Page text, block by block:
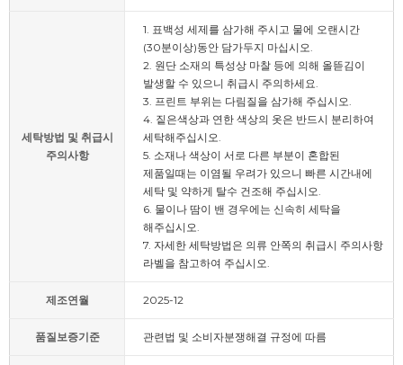
세탁방법 및 취급시
주의사항
1. 표백성 세제를 삼가해 주시고 물에 오랜시간
(30분이상)동안 담가두지 마십시오.
2. 원단 소재의 특성상 마찰 등에 의해 올뜯김이
발생할 수 있으니 취급시 주의하세요.
3. 프린트 부위는 다림질을 삼가해 주십시오.
4. 짙은색상과 연한 색상의 옷은 반드시 분리하여
세탁해주십시오.
5. 소재나 색상이 서로 다른 부분이 혼합된
제품일때는 이염될 우려가 있으니 빠른 시간내에
세탁 및 약하게 탈수 건조해 주십시오.
6. 물이나 땀이 밴 경우에는 신속히 세탁을
해주십시오.
7. 자세한 세탁방법은 의류 안쪽의 취급시 주의사항
라벨을 참고하여 주십시오.
제조연월 2025-12
품질보증기준 관련법 및 소비자분쟁해결 규정에 따름